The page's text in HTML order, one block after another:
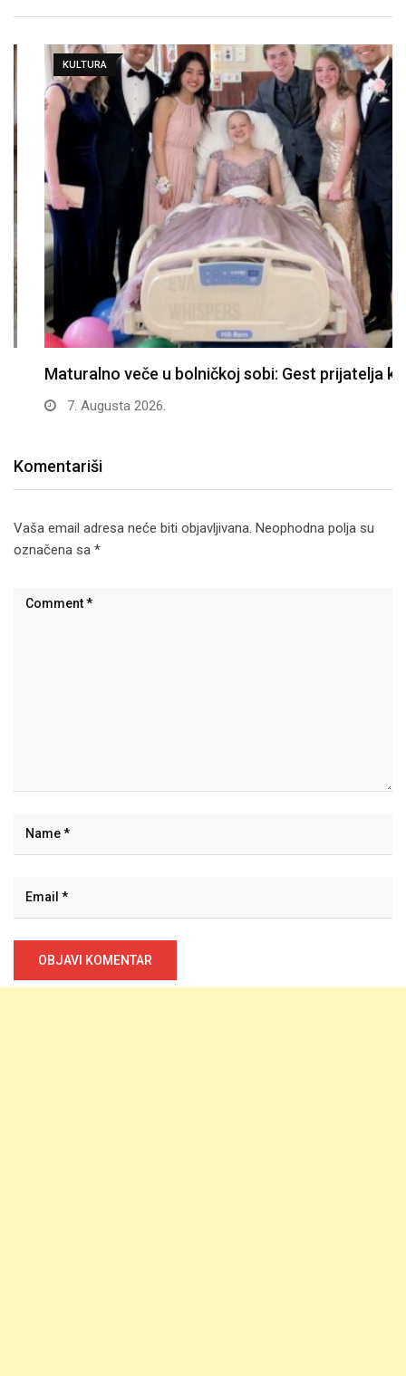
KULTURA
Maturalno veče u bolničkoj sobi: Gest prijatelja koji…
7. Augusta 2026.
Komentariši
Vaša email adresa neće biti objavljivana. Neophodna polja su
označena sa *